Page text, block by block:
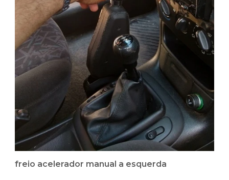
freio acelerador manual a esquerda